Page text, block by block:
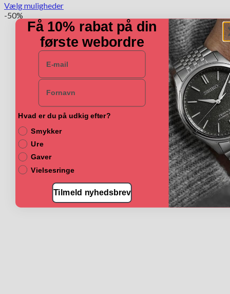
Vælg muligheder
Dette
vare
Mulighederne
-50%
Få 10% rabat på din
første webordre
E-mail
Navn
Hvad er du på udkig efter?
Smykker
Ure
Gaver
Vielsesringe
Tilmeld nyhedsbrev